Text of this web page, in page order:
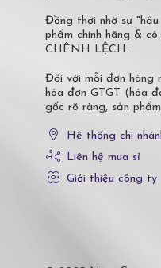
Đồng thời nhờ sự
phẩm chính hãng &
CHÊNH LỆCH.
Đối với mỗi đơn hàng
hóa đơn GTGT (hóa
gốc rõ ràng, sản
Hệ thống chi
Liên hệ mua sỉ
Giới thiệu công ty